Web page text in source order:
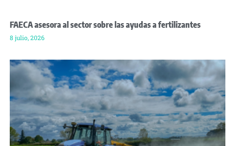
FAECA asesora al sector sobre las ayudas a fertilizantes
8 julio, 2026